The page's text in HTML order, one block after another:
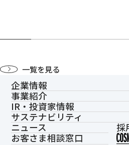
一覧を見る
企業情報
事業紹介
IR・投資家情報
サステナビリティ
ニュース
採
お客さま相談窓口